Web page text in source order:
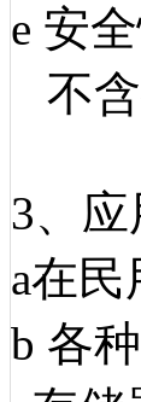
e 安
不
3、应
a在
b 各